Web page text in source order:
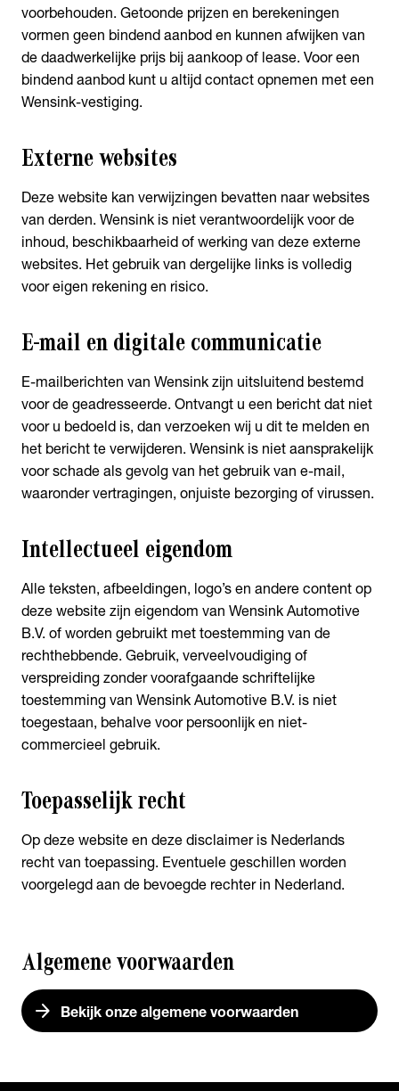
voorbehouden. Getoonde prijzen en berekeningen
vormen geen bindend aanbod en kunnen afwijken van
de daadwerkelijke prijs bij aankoop of lease. Voor een
bindend aanbod kunt u altijd contact opnemen met een
Wensink-vestiging.
Externe websites
Deze website kan verwijzingen bevatten naar websites
van derden. Wensink is niet verantwoordelijk voor de
inhoud, beschikbaarheid of werking van deze externe
websites. Het gebruik van dergelijke links is volledig
voor eigen rekening en risico.
E-mail en digitale communicatie
E-mailberichten van Wensink zijn uitsluitend bestemd
voor de geadresseerde. Ontvangt u een bericht dat niet
voor u bedoeld is, dan verzoeken wij u dit te melden en
het bericht te verwijderen. Wensink is niet aansprakelijk
voor schade als gevolg van het gebruik van e-mail,
waaronder vertragingen, onjuiste bezorging of virussen.
Intellectueel eigendom
Alle teksten, afbeeldingen, logo’s en andere content op
deze website zijn eigendom van Wensink Automotive
B.V. of worden gebruikt met toestemming van de
rechthebbende. Gebruik, verveelvoudiging of
verspreiding zonder voorafgaande schriftelijke
toestemming van Wensink Automotive B.V. is niet
toegestaan, behalve voor persoonlijk en niet-
commercieel gebruik.
Toepasselijk recht
Op deze website en deze disclaimer is Nederlands
recht van toepassing. Eventuele geschillen worden
voorgelegd aan de bevoegde rechter in Nederland.
Algemene voorwaarden
arrow_forward Bekijk onze algemene voorwaarden